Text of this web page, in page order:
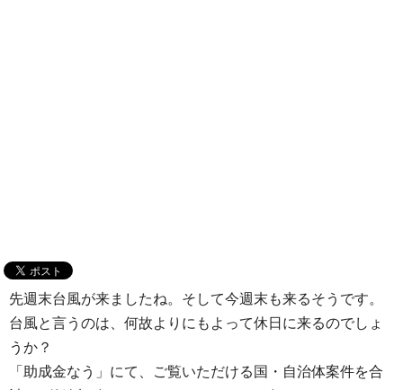
先週末台風が来ましたね。そして今週末も来るそうです。
台風と言うのは、何故よりにもよって休日に来るのでしょ
うか？
「助成金なう」にて、ご覧いただける国・自治体案件を合